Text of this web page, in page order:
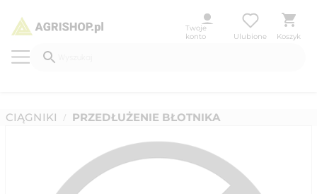
Twoje
konto
Ulubione Koszyk
CIĄGNIKI / PRZEDŁUŻENIE BŁOTNIKA